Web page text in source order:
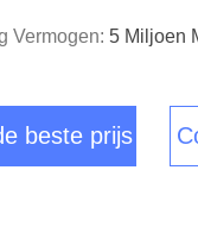
Vermogen: 5 Miljoen
beste prijs